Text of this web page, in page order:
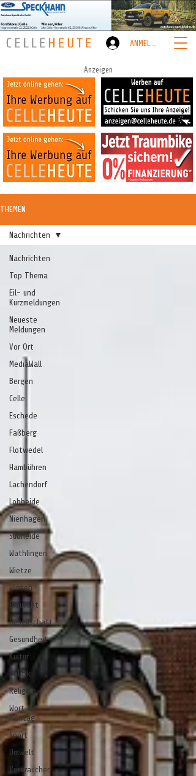
ANMELDEN
Anzeigen
THEMEN
Nachrichten
Top Thema
Eil- und
Kurzmeldungen
Neueste
Meldungen
Vor Ort
MediaWall
Bergen
Celle
Eschede
Faßberg
Flotwedel
Hambühren
Lachendorf
Lohheide
Nienhagen
Südheide
Wathlingen
Wietze
Winsen
Blaulicht
Gesellschaft
Gesundheit
Kultur
Politik
Religion
Wort zum
Montag
Sport
Umwelt
Verbraucher
Nachrichten